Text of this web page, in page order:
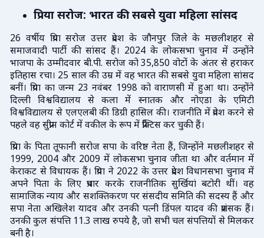
प्रिया सरोज: भारत की सबसे युवा महिला सांसद
26 वर्षीय प्रिया सरोज उत्तर प्रदेश के जौनपुर जिले के मछलीशहर से
समाजवादी पार्टी की सांसद हैं। 2024 के लोकसभा चुनाव में उन्होंने
भाजपा के उम्मीदवार बी.पी. सरोज को 35,850 वोटों के अंतर से हराकर
इतिहास रचा। 25 साल की उम्र में वह भारत की सबसे युवा महिला सांसद
बनीं। प्रिया का जन्म 23 नवंबर 1998 को वाराणसी में हुआ था। उन्होंने
दिल्ली विश्वविद्यालय से कला में स्नातक और नोएडा के एमिटी
विश्वविद्यालय से एलएलबी की डिग्री हासिल की। राजनीति में प्रवेश करने से
पहले वह सुप्रीम कोर्ट में वकील के रूप में प्रैक्टिस कर चुकी हैं।
प्रिया के पिता तूफानी सरोज सपा के वरिष्ठ नेता हैं, जिन्होंने मछलीशहर से
1999, 2004 और 2009 में लोकसभा चुनाव जीता था और वर्तमान में
केराकट से विधायक हैं। प्रिया ने 2022 के उत्तर प्रदेश विधानसभा चुनाव में
अपने पिता के लिए प्रचार करके राजनीतिक सुर्खियां बटोरी थीं। वह
सामाजिक न्याय और सशक्तिकरण पर संसदीय समिति की सदस्य हैं और
सपा नेता अखिलेश यादव और उनकी पत्नी डिंपल यादव की प्रशंसक हैं।
उनकी कुल संपत्ति 11.3 लाख रुपये है, जो सभी चल संपत्तियों से मिलकर
बनी है।